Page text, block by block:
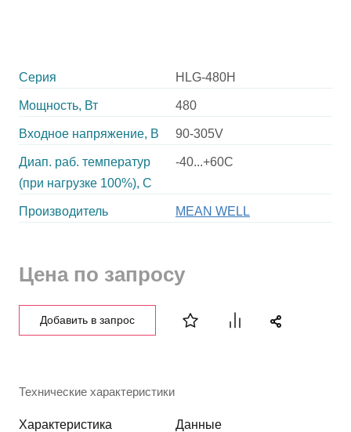
Серия HLG-480H
Мощность, Вт 480
Входное напряжение, В 90-305V
Диап. раб. температур
(при нагрузке 100%), C
-40...+60C
Производитель MEAN WELL
Цена по запросу
Добавить в запрос
Технические характеристики
Характеристика Данные